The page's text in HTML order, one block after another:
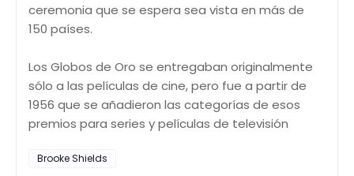
ceremonia que se espera sea vista en más de
150 países.
Los Globos de Oro se entregaban originalmente
sólo a las películas de cine, pero fue a partir de
1956 que se añadieron las categorías de esos
premios para series y películas de televisión
Brooke Shields